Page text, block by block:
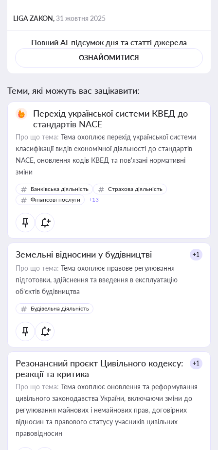
LIGA ZAKON,31 жовтня 2025
Повний AI-підсумок дня та статті-джерела
ОЗНАЙОМИТИСЯ
Теми, які можуть вас зацікавити:
Перехід української системи КВЕД до
стандартів NACE
Про що тема: Тема охоплює перехід української системи
класифікації видів економічної діяльності до стандартів
NACE, оновлення кодів КВЕД та пов'язані нормативні
зміни
Банківська діяльність
Страхова діяльність
Фінансові послуги
+13
Земельні відносини у будівництві +1
Про що тема: Тема охоплює правове регулювання
підготовки, здійснення та введення в експлуатацію
об’єктів будівництва
Будівельна діяльність
Резонансний проєкт Цивільного кодексу:
реакції та критика
+1
Про що тема: Тема охоплює оновлення та реформування
цивільного законодавства України, включаючи зміни до
регулювання майнових і немайнових прав, договірних
відносин та правового статусу учасників цивільних
правовідносин